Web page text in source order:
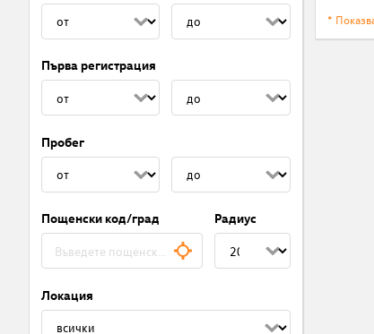
Първа регистрация
Пробег
Пощенски код/град Радиус
Локация
*